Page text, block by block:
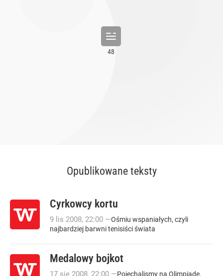
Opublikowane teksty
Cyrkowcy kortu
9 lis 2008, 22:00 —Ośmiu wspaniałych, czyli
najbardziej barwni tenisiści świata
Medalowy bojkot
17 sie 2008, 22:00 —Pojechalismy na Olimpiadę,